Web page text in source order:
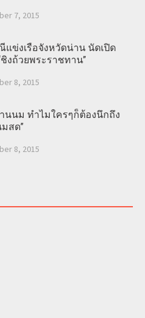
7, 2015
แข่งเรือจังหวัดน่าน นัดเปิด
งถ้วยพระราชทาน”
8, 2015
นนม ทำไมใครๆก็ต้องนึกถึง
สด”
8, 2015